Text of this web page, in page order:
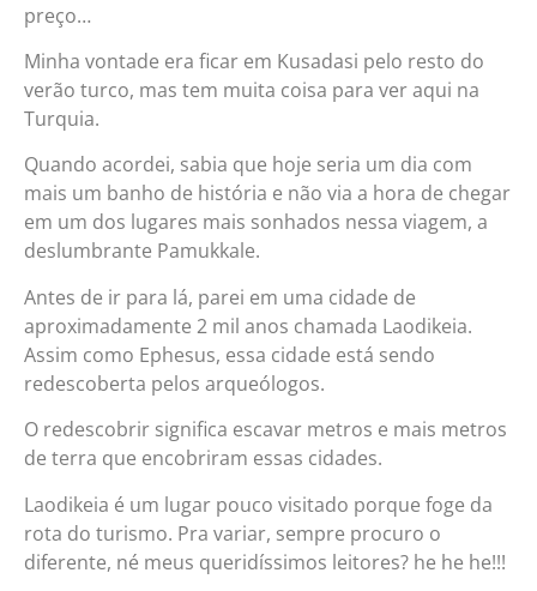
preço…
Minha vontade era ficar em Kusadasi pelo resto do
verão turco, mas tem muita coisa para ver aqui na
Turquia.
Quando acordei, sabia que hoje seria um dia com
mais um banho de história e não via a hora de chegar
em um dos lugares mais sonhados nessa viagem, a
deslumbrante Pamukkale.
Antes de ir para lá, parei em uma cidade de
aproximadamente 2 mil anos chamada Laodikeia.
Assim como Ephesus, essa cidade está sendo
redescoberta pelos arqueólogos.
O redescobrir significa escavar metros e mais metros
de terra que encobriram essas cidades.
Laodikeia é um lugar pouco visitado porque foge da
rota do turismo. Pra variar, sempre procuro o
diferente, né meus queridíssimos leitores? he he he!!!